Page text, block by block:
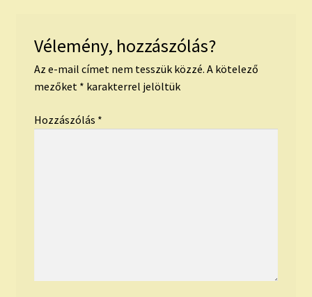
Vélemény, hozzászólás?
Az e-mail címet nem tesszük közzé. A kötelező
mezőket * karakterrel jelöltük
Hozzászólás *